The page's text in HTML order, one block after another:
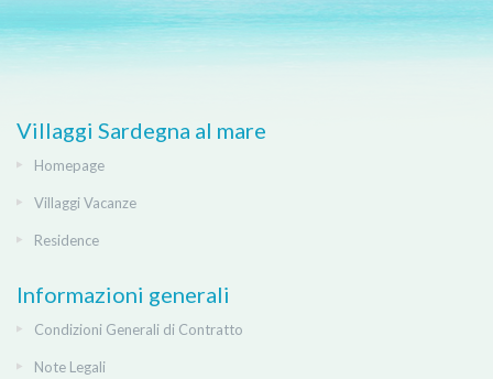
Villaggi Sardegna al mare
Homepage
Villaggi Vacanze
Residence
Informazioni generali
Condizioni Generali di Contratto
Note Legali